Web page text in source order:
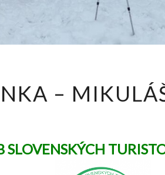
–
–
SLOVENSKÝCH